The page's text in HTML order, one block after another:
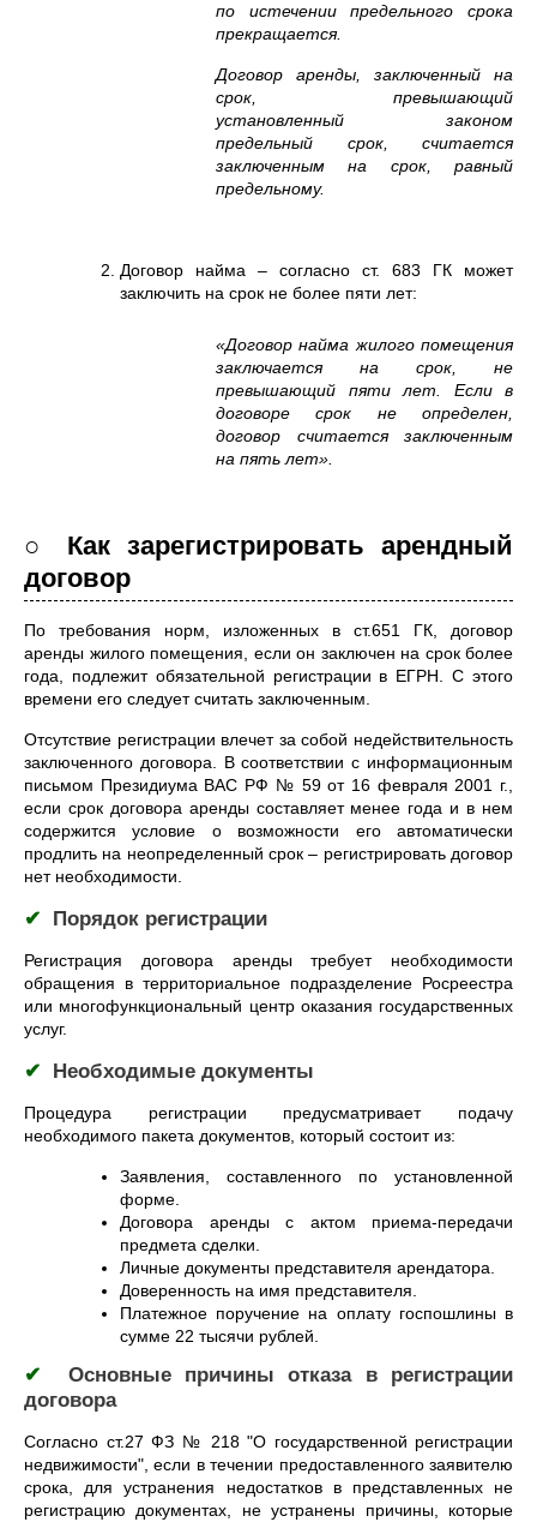
по истечении предельного срока
прекращается.
Договор аренды, заключенный на
срок, превышающий
установленный законом
предельный срок, считается
заключенным на срок, равный
предельному.
Договор найма – согласно ст. 683 ГК может
заключить на срок не более пяти лет:
«Договор найма жилого помещения
заключается на срок, не
превышающий пяти лет. Если в
договоре срок не определен,
договор считается заключенным
на пять лет».
○ Как зарегистрировать арендный
договор
По требования норм, изложенных в ст.651 ГК, договор
аренды жилого помещения, если он заключен на срок более
года, подлежит обязательной регистрации в ЕГРН. С этого
времени его следует считать заключенным.
Отсутствие регистрации влечет за собой недействительность
заключенного договора. В соответствии с информационным
письмом Президиума ВАС РФ № 59 от 16 февраля 2001 г.,
если срок договора аренды составляет менее года и в нем
содержится условие о возможности его автоматически
продлить на неопределенный срок – регистрировать договор
нет необходимости.
✔ Порядок регистрации
Регистрация договора аренды требует необходимости
обращения в территориальное подразделение Росреестра
или многофункциональный центр оказания государственных
услуг.
✔ Необходимые документы
Процедура регистрации предусматривает подачу
необходимого пакета документов, который состоит из:
Заявления, составленного по установленной
форме.
Договора аренды с актом приема-передачи
предмета сделки.
Личные документы представителя арендатора.
Доверенность на имя представителя.
Платежное поручение на оплату госпошлины в
сумме 22 тысячи рублей.
✔ Основные причины отказа в регистрации
договора
Согласно ст.27 ФЗ № 218 "О государственной регистрации
недвижимости", если в течении предоставленного заявителю
срока, для устранения недостатков в представленных не
регистрацию документах, не устранены причины, которые